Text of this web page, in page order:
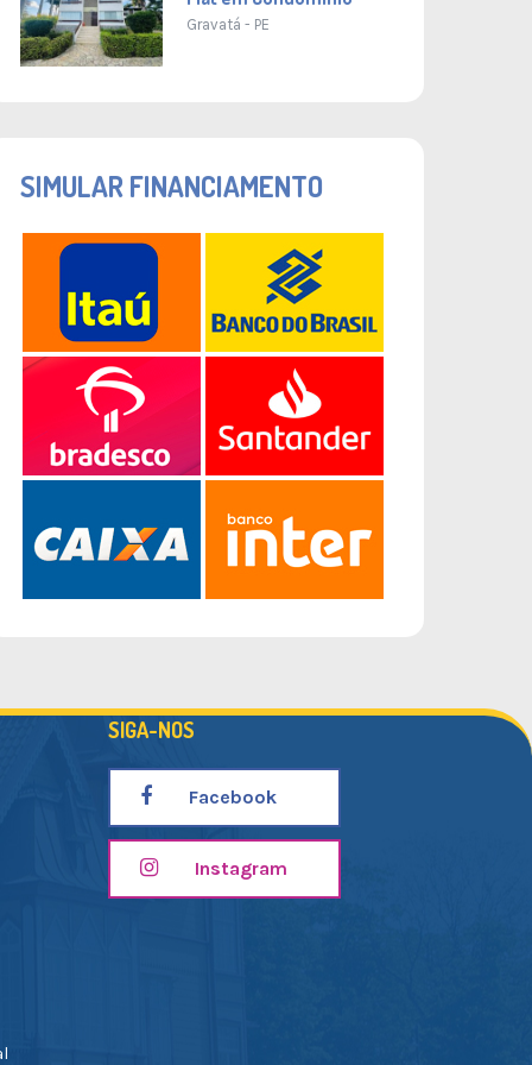
Gravatá - PE
SIMULAR FINANCIAMENTO
SIGA-NOS
Facebook
Instagram